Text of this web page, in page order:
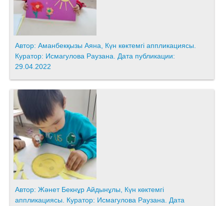
Автор: Аманбекқызы Аяна, Күн көктемгі аппликациясы.
Куратор: Исмагулова Раузана. Дата публикации:
29.04.2022
Автор: Жәнет Бекнұр Айдынұлы, Күн көктемгі
аппликациясы. Куратор: Исмагулова Раузана. Дата